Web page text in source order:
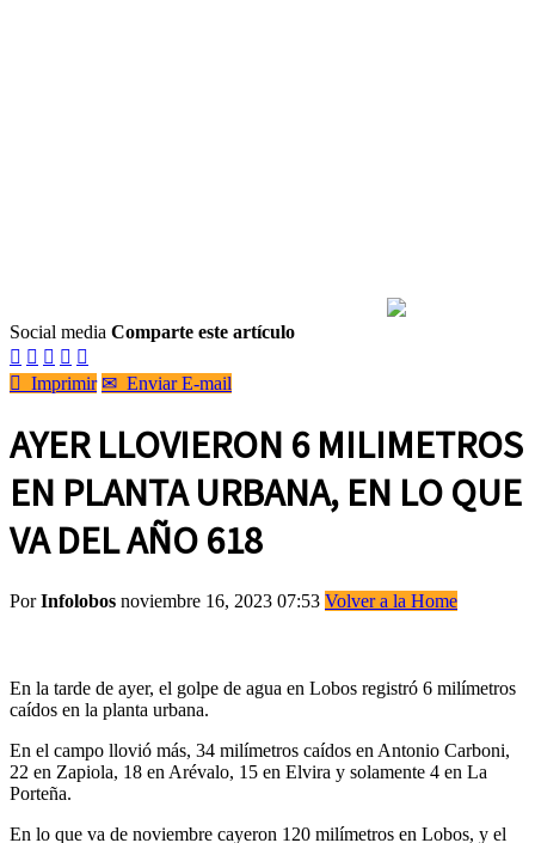
Social media Comparte este artículo
    
 Imprimir ✉ Enviar E-mail
AYER LLOVIERON 6 MILIMETROS
EN PLANTA URBANA, EN LO QUE
VA DEL AÑO 618
PorInfolobos noviembre 16, 2023 07:53 Volver a la Home
En la tarde de ayer, el golpe de agua en Lobos registró 6 milímetros
caídos en la planta urbana.
En el campo llovió más, 34 milímetros caídos en Antonio Carboni,
22 en Zapiola, 18 en Arévalo, 15 en Elvira y solamente 4 en La
Porteña.
En lo que va de noviembre cayeron 120 milímetros en Lobos, y el